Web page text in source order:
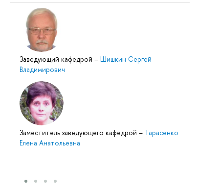
Заведующий кафедрой – Шишкин Сергей
Владимирович
Заместитель заведующего кафедрой – Тарасенко
Елена Анатольевна